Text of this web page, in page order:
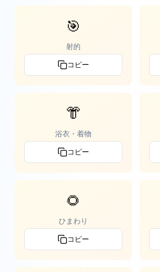
🎯
射的
コピー
👘
浴衣・着物
コピー
🌻
ひまわり
コピー